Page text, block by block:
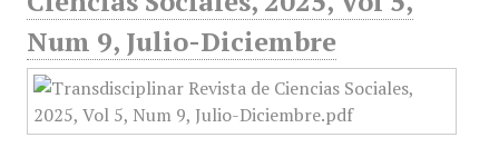
Num 9, Julio-Diciembre